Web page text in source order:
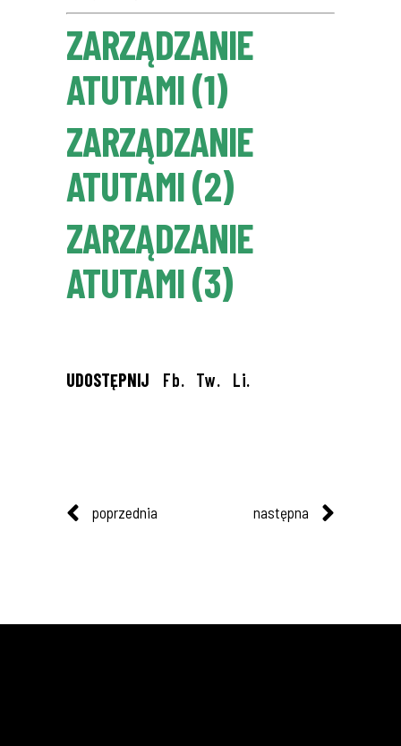
ZARZĄDZANIE
ATUTAMI (1)
ZARZĄDZANIE
ATUTAMI (2)
ZARZĄDZANIE
ATUTAMI (3)
UDOSTĘPNIJ Fb. Tw. Li.
poprzednia następna